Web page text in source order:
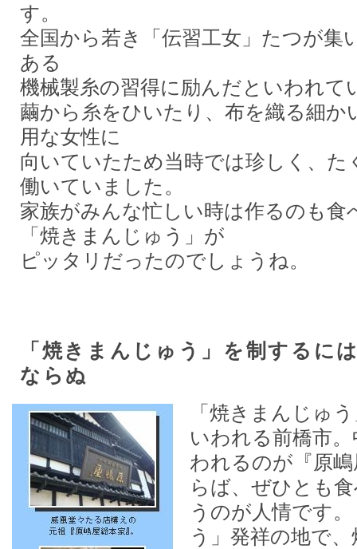
す。
全国から若き「伝習工女」たつが集
ある
機械製糸の習得に励んだといわれて
繭から糸をひいたり、布を織る細か
用な女性に
向いていたため当時では珍しく、た
働いていました。
家族がみんな忙しい時は作るのも食
「焼きまんじゅう」が
ピッタリだったのでしょうね。
「焼きまんじゅう」を制するに
ならぬ
「焼きまんじゅ
いわれる前橋市
われるのが『原
らば、ぜひとも
うのが人情です
う」発祥の地で